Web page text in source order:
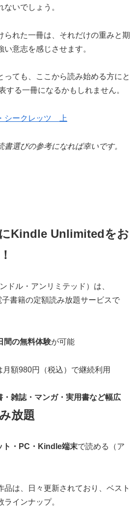
いでしょう。
られた一冊は、それだけの重みと期
意志を感じさせます。
っても、ここから読み始める方にと
する一冊になるかもしれません。
シークレッツ 上
書選びの参考になれば幸いです。
Kindle Unlimitedをお
ドル・アンリミテッド）は、
書籍の定額読み放題サービスで
間の無料体験が可能
額980円（税込）で継続利用
・雑誌・マンガ・実用書など幅広
放題
ト・PC・Kindle端末で読める（ア
品は、日々更新されており、ベスト
インナップ。